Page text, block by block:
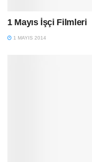
1 Mayıs İşçi Filmleri
1 MAYIS 2014